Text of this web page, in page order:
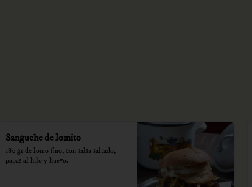
Sanguche de lomito
180 gr de lomo fino, con salsa saltado,
papas al hilo y huevo.